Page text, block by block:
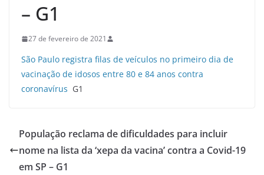
– G1
27 de fevereiro de 2021
São Paulo registra filas de veículos no primeiro dia de
vacinação de idosos entre 80 e 84 anos contra
coronavírus G1
População reclama de dificuldades para incluir
nome na lista da ‘xepa da vacina’ contra a Covid-19
em SP – G1